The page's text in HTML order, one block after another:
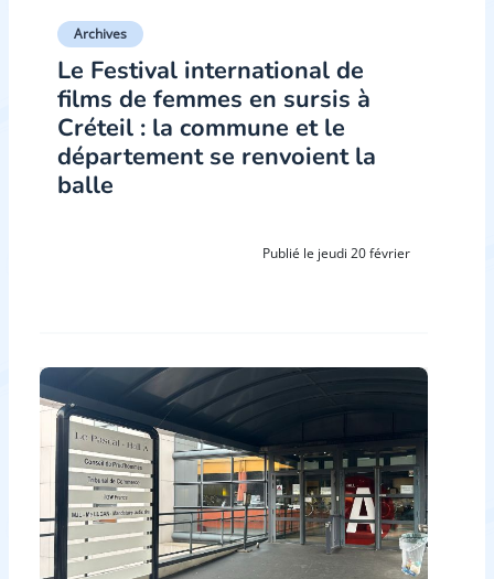
Archives
Le Festival international de
films de femmes en sursis à
Créteil : la commune et le
département se renvoient la
balle
Publié le jeudi 20 février